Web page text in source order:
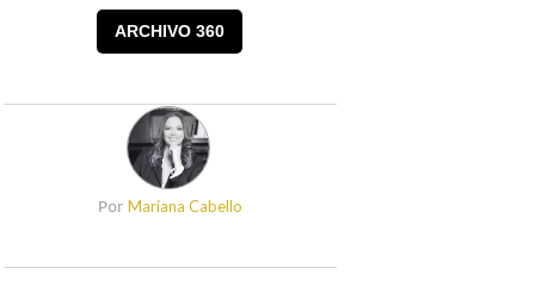
ARCHIVO 360
Por Mariana Cabello